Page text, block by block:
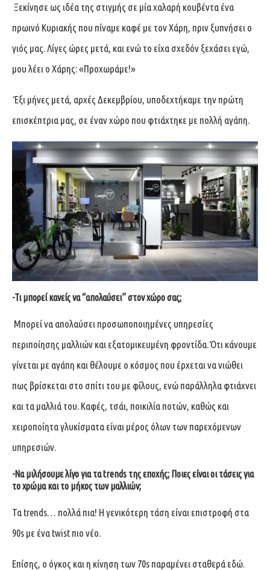
Ξεκίνησε ως ιδέα της στιγμής σε μία χαλαρή κουβέντα ένα
πρωινό Κυριακής που πίναμε καφέ με τον Χάρη, πριν ξυπνήσει ο
γιός μας. Λίγες ώρες μετά, και ενώ το είχα σχεδόν ξεχάσει εγώ,
μου λέει ο Χάρης: «Προχωράμε!»
Έξι μήνες μετά, αρχές Δεκεμβρίου, υποδεχτήκαμε την πρώτη
επισκέπτρια μας, σε έναν χώρο που φτιάχτηκε με πολλή αγάπη.
-Τι μπορεί κανείς να “απολαύσει” στον χώρο σας;
Μπορεί να απολαύσει προσωποποιημένες υπηρεσίες
περιποίησης μαλλιών και εξατομικευμένη φροντίδα. Ότι κάνουμε
γίνεται με αγάπη και θέλουμε ο κόσμος που έρχεται να νιώθει
πως βρίσκεται στο σπίτι του με φίλους, ενώ παράλληλα φτιάχνει
και τα μαλλιά του. Καφές, τσάι, ποικιλία ποτών, καθώς και
χειροποίητα γλυκίσματα είναι μέρος όλων των παρεχόμενων
υπηρεσιών.
-Να μιλήσουμε λίγο για τα trends της εποχής; Ποιες είναι οι τάσεις για
το χρώμα και το μήκος των μαλλιών;
Τα trends… πολλά πια! Η γενικότερη τάση είναι επιστροφή στα
90s με ένα twist πιο νέο.
Επίσης, ο όγκος και η κίνηση των 70s παραμένει σταθερά εδώ.